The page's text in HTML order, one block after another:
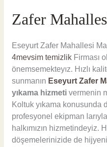
Zafer
Eseyurt Zafer Mahallesi
4mevsim temizlikFirması
önemsemekteyız. Hızlı
sunmanın Eseyurt Zafer
yıkama hizmeti vermenin
Koltuk yıkama konusunda
profesyonel ekipman
halkımızın hizmetindeyiz.
döşemelerinizide de